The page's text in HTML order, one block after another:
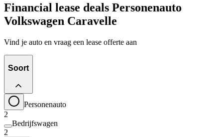
Financial lease deals Personenauto
Volkswagen Caravelle
Vind je auto en vraag een lease offerte aan
Soort
Personenauto
2
Bedrijfswagen
2